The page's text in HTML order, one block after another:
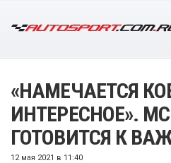
«НАМЕЧАЕТСЯ
ИНТЕРЕСНОЕ».
ГОТОВИТСЯ К
12 мая 2021 в 11:40